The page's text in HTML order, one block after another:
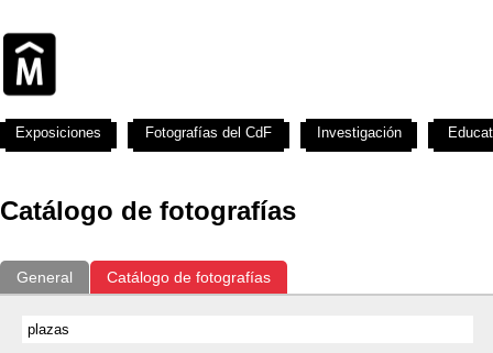
Catálogo de fotografías
General Catálogo de fotografías
Exposiciones Fotografías del CdF Investigación